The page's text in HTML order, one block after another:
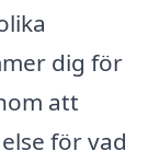
dig för
att
för vad